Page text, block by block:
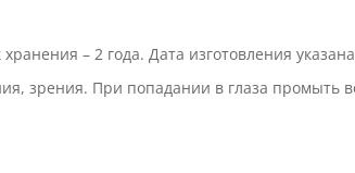
– 2 года. Дата изготовления
зрения. При попадании в глаза промыть